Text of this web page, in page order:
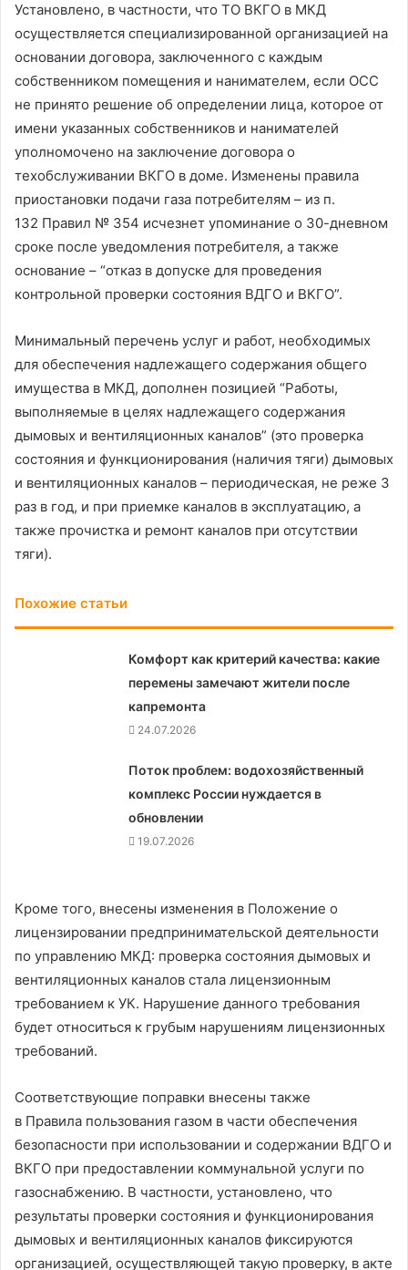
Установлено, в частности, что ТО ВКГО в МКД
осуществляется специализированной организацией на
основании договора, заключенного с каждым
собственником помещения и нанимателем, если ОСС
не принято решение об определении лица, которое от
имени указанных собственников и нанимателей
уполномочено на заключение договора о
техобслуживании ВКГО в доме. Изменены правила
приостановки подачи газа потребителям – из п.
132 Правил № 354 исчезнет упоминание о 30-дневном
сроке после уведомления потребителя, а также
основание – “отказ в допуске для проведения
контрольной проверки состояния ВДГО и ВКГО”.
Минимальный перечень услуг и работ, необходимых
для обеспечения надлежащего содержания общего
имущества в МКД, дополнен позицией “Работы,
выполняемые в целях надлежащего содержания
дымовых и вентиляционных каналов” (это проверка
состояния и функционирования (наличия тяги) дымовых
и вентиляционных каналов – периодическая, не реже 3
раз в год, и при приемке каналов в эксплуатацию, а
также прочистка и ремонт каналов при отсутствии
тяги).
Похожие статьи
Комфорт как критерий качества: какие
перемены замечают жители после
капремонта
24.07.2026
Поток проблем: водохозяйственный
комплекс России нуждается в
обновлении
19.07.2026
Кроме того, внесены изменения в Положение о
лицензировании предпринимательской деятельности
по управлению МКД: проверка состояния дымовых и
вентиляционных каналов стала лицензионным
требованием к УК. Нарушение данного требования
будет относиться к грубым нарушениям лицензионных
требований.
Соответствующие поправки внесены также
в Правила пользования газом в части обеспечения
безопасности при использовании и содержании ВДГО и
ВКГО при предоставлении коммунальной услуги по
газоснабжению. В частности, установлено, что
результаты проверки состояния и функционирования
дымовых и вентиляционных каналов фиксируются
организацией, осуществляющей такую проверку, в акте